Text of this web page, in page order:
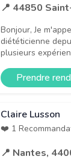
📍 44850
Bonjour, Je
diététicienne
plusieurs
Prendre
Claire Lusson
❤️ 1
📍 Nantes,